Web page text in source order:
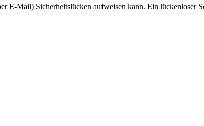
E-Mail) Sicherheitslücken aufweisen kann. Ein lückenloser